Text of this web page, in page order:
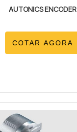
AUTONICS ENCODER
COTAR AGORA